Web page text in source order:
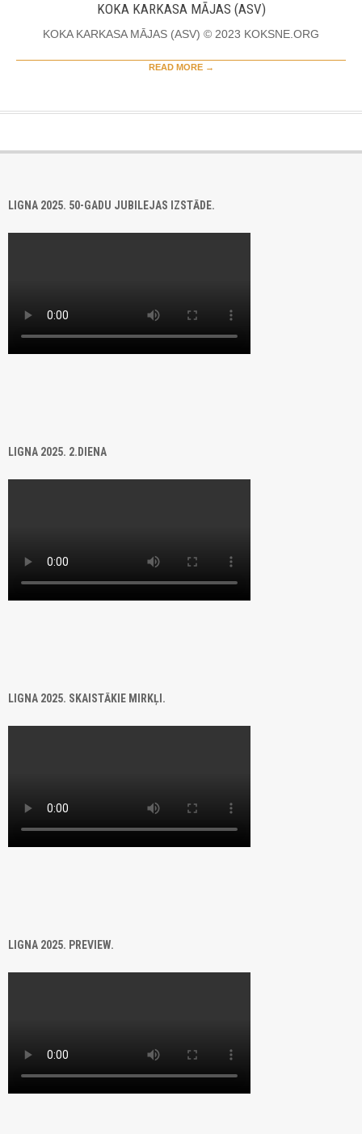
KOKA KARKASA MĀJAS (ASV)
KOKA KARKASA MĀJAS (ASV) © 2023 KOKSNE.ORG
READ MORE →
LIGNA 2025. 50-GADU JUBILEJAS IZSTĀDE.
LIGNA 2025. 2.DIENA
LIGNA 2025. SKAISTĀKIE MIRKĻI.
LIGNA 2025. PREVIEW.